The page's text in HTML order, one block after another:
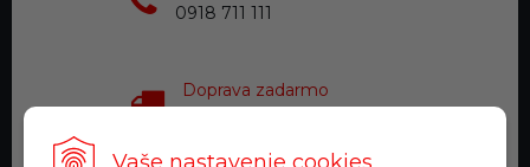
Vaše nastavenie cookies
0918 711 111
Doprava zadarmo